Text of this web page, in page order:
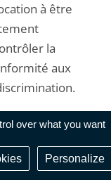
over what you want
Personalize
à être
la
aux
au
des acteurs